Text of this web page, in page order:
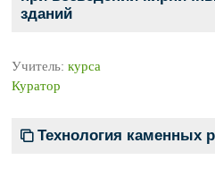
зданий
Учитель: курса
Куратор
Технология каменных